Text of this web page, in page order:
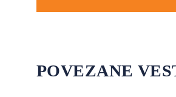
POVEZANE